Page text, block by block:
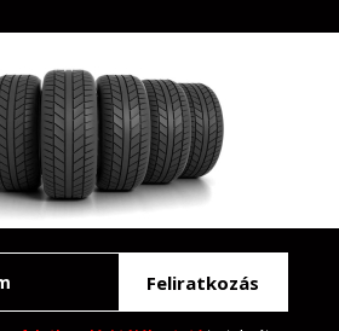
Feliratkozás